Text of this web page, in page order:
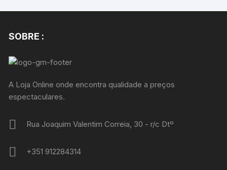
SOBRE :
A Loja Online onde encontra qualidade a preços
espectaculares.
Rua Joaquim Valentim Correia, 30 - r/c Dtº
+351 912284314